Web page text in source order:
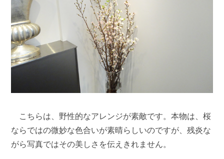
こちらは、野性的なアレンジが素敵です。本物は、桜
ならではの微妙な色合いが素晴らしいのですが、残炎な
がら写真ではその美しさを伝えきれません。